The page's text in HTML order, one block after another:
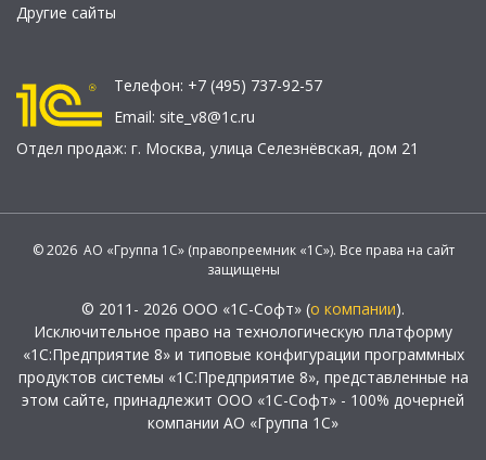
Другие сайты
Телефон: +7 (495) 737-92-57
Email: site_v8@1c.ru
Отдел продаж: г. Москва, улица Селезнёвская, дом 21
© 2026 АО «Группа 1С» (правопреемник «1С»). Все права на сайт
защищены
© 2011- 2026 ООО «1С-Софт» (о компании).
Исключительное право на технологическую платформу
«1С:Предприятие 8» и типовые конфигурации программных
продуктов системы «1С:Предприятие 8», представленные на
этом сайте, принадлежит ООО «1С-Софт» - 100% дочерней
компании АО «Группа 1С»